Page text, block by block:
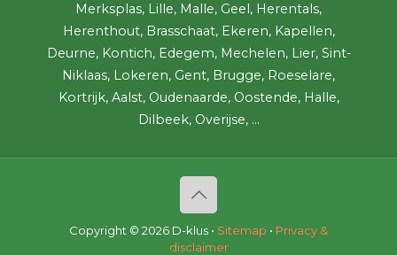
Merksplas, Lille, Malle, Geel, Herentals,
Herenthout, Brasschaat, Ekeren, Kapellen,
Deurne, Kontich, Edegem, Mechelen, Lier, Sint-
Niklaas, Lokeren, Gent, Brugge, Roeselare,
Kortrijk, Aalst, Oudenaarde, Oostende, Halle,
Dilbeek, Overijse, ...
Copyright © 2026 D-klus • Sitemap • Privacy &
disclaimer